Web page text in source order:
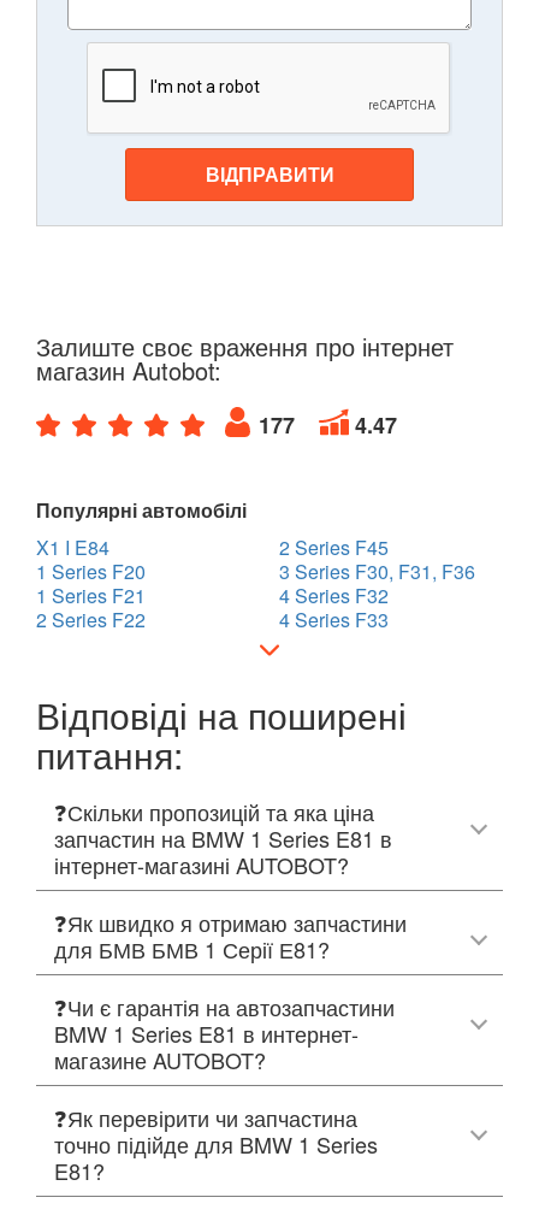
ВІДПРАВИТИ
Залиште своє враження про інтернет
магазин Autobot:
177 4.47
Популярні автомобілі
X1 I E84
1 Series F20
1 Series F21
2 Series F22
2 Series F45
3 Series F30, F31, F36
4 Series F32
4 Series F33
Відповіді на поширені
питання:
❓Скільки пропозицій та яка ціна
запчастин на BMW 1 Series E81 в
інтернет-магазині AUTOBOT?
❓Як швидко я отримаю запчастини
для БМВ БМВ 1 Серії Е81?
❓Чи є гарантія на автозапчастини
BMW 1 Series E81 в интернет-
магазине AUTOBOT?
❓Як перевірити чи запчастина
точно підійде для BMW 1 Series
E81?